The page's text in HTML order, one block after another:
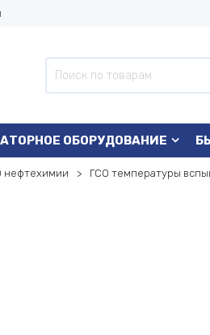
ОБОРУДОВАНИЕ
нефтехимии ГСО температуры